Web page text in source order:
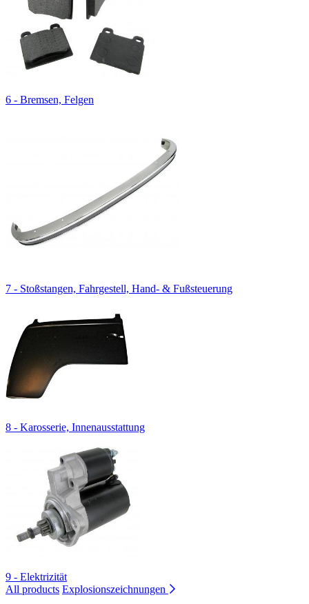
6 - Bremsen, Felgen
7 - Stoßstangen, Fahrgestell, Hand- & Fußsteuerung
8 - Karosserie, Innenausstattung
9 - Elektrizität
All products Explosionszeichnungen